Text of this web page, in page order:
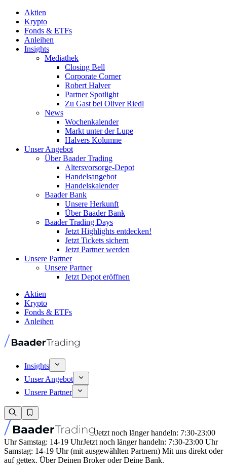
Aktien
Krypto
Fonds & ETFs
Anleihen
Insights
Mediathek
Closing Bell
Corporate Corner
Robert Halver
Partner Spotlight
Zu Gast bei Oliver Riedl
News
Wochenkalender
Markt unter der Lupe
Halvers Kolumne
Unser Angebot
Über Baader Trading
Altersvorsorge-Depot
Handelsangebot
Handelskalender
Baader Bank
Unsere Herkunft
Über Baader Bank
Baader Trading Days
Jetzt Highlights entdecken!
Jetzt Tickets sichern
Jetzt Partner werden
Unsere Partner
Unsere Partner
Jetzt Depot eröffnen
Aktien
Krypto
Fonds & ETFs
Anleihen
Insights
Unser Angebot
Unsere Partner
Jetzt noch länger handeln: 7:30-23:00
Uhr Samstag: 14-19 UhrJetzt noch länger handeln: 7:30-23:00 Uhr
Samstag: 14-19 Uhr (mit ausgewählten Partnern) Mit uns direkt oder
auf gettex. Über Deinen Broker oder Deine Bank.